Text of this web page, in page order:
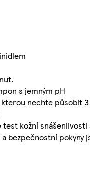
s jemným pH
nechte působit
kožní
bezpečnostní pokyny